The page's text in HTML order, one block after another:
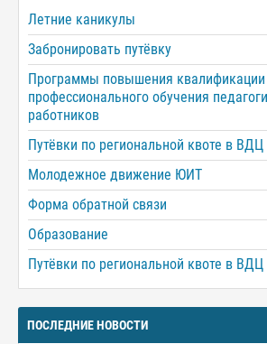
Летние каникулы
Забронировать путёвку
Программы повышения квалификации
профессионального обучения
работников
Путёвки по региональной квоте в
Молодежное движение ЮИТ
Форма обратной связи
Образование
Путёвки по региональной квоте в
ПОСЛЕДНИЕ НОВОСТИ